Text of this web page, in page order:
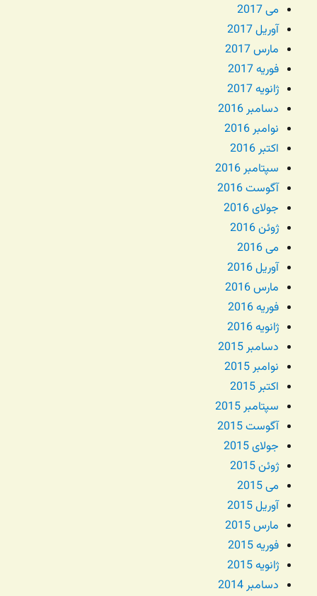
می 2017
آوریل 2017
مارس 2017
فوریه 2017
ژانویه 2017
دسامبر 2016
نوامبر 2016
اکتبر 2016
سپتامبر 2016
آگوست 2016
جولای 2016
ژوئن 2016
می 2016
آوریل 2016
مارس 2016
فوریه 2016
ژانویه 2016
دسامبر 2015
نوامبر 2015
اکتبر 2015
سپتامبر 2015
آگوست 2015
جولای 2015
ژوئن 2015
می 2015
آوریل 2015
مارس 2015
فوریه 2015
ژانویه 2015
دسامبر 2014